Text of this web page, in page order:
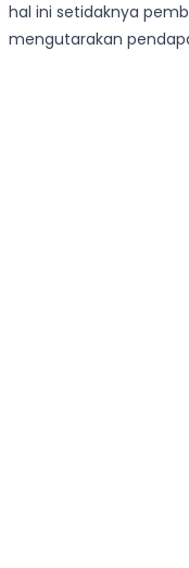
hal ini setidaknya
mengutarakan